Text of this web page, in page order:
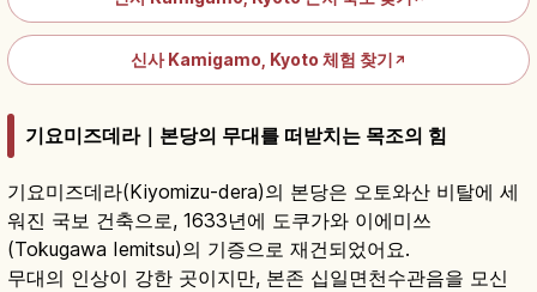
신사 Kamigamo, Kyoto 체험 찾기 ↗
기요미즈데라｜본당의 무대를 떠받치는 목조의 힘
기요미즈데라(Kiyomizu-dera)의 본당은 오토와산 비탈에 세
워진 국보 건축으로, 1633년에 도쿠가와 이에미쓰
(Tokugawa Iemitsu)의 기증으로 재건되었어요.
무대의 인상이 강한 곳이지만, 본존 십일면천수관음을 모신